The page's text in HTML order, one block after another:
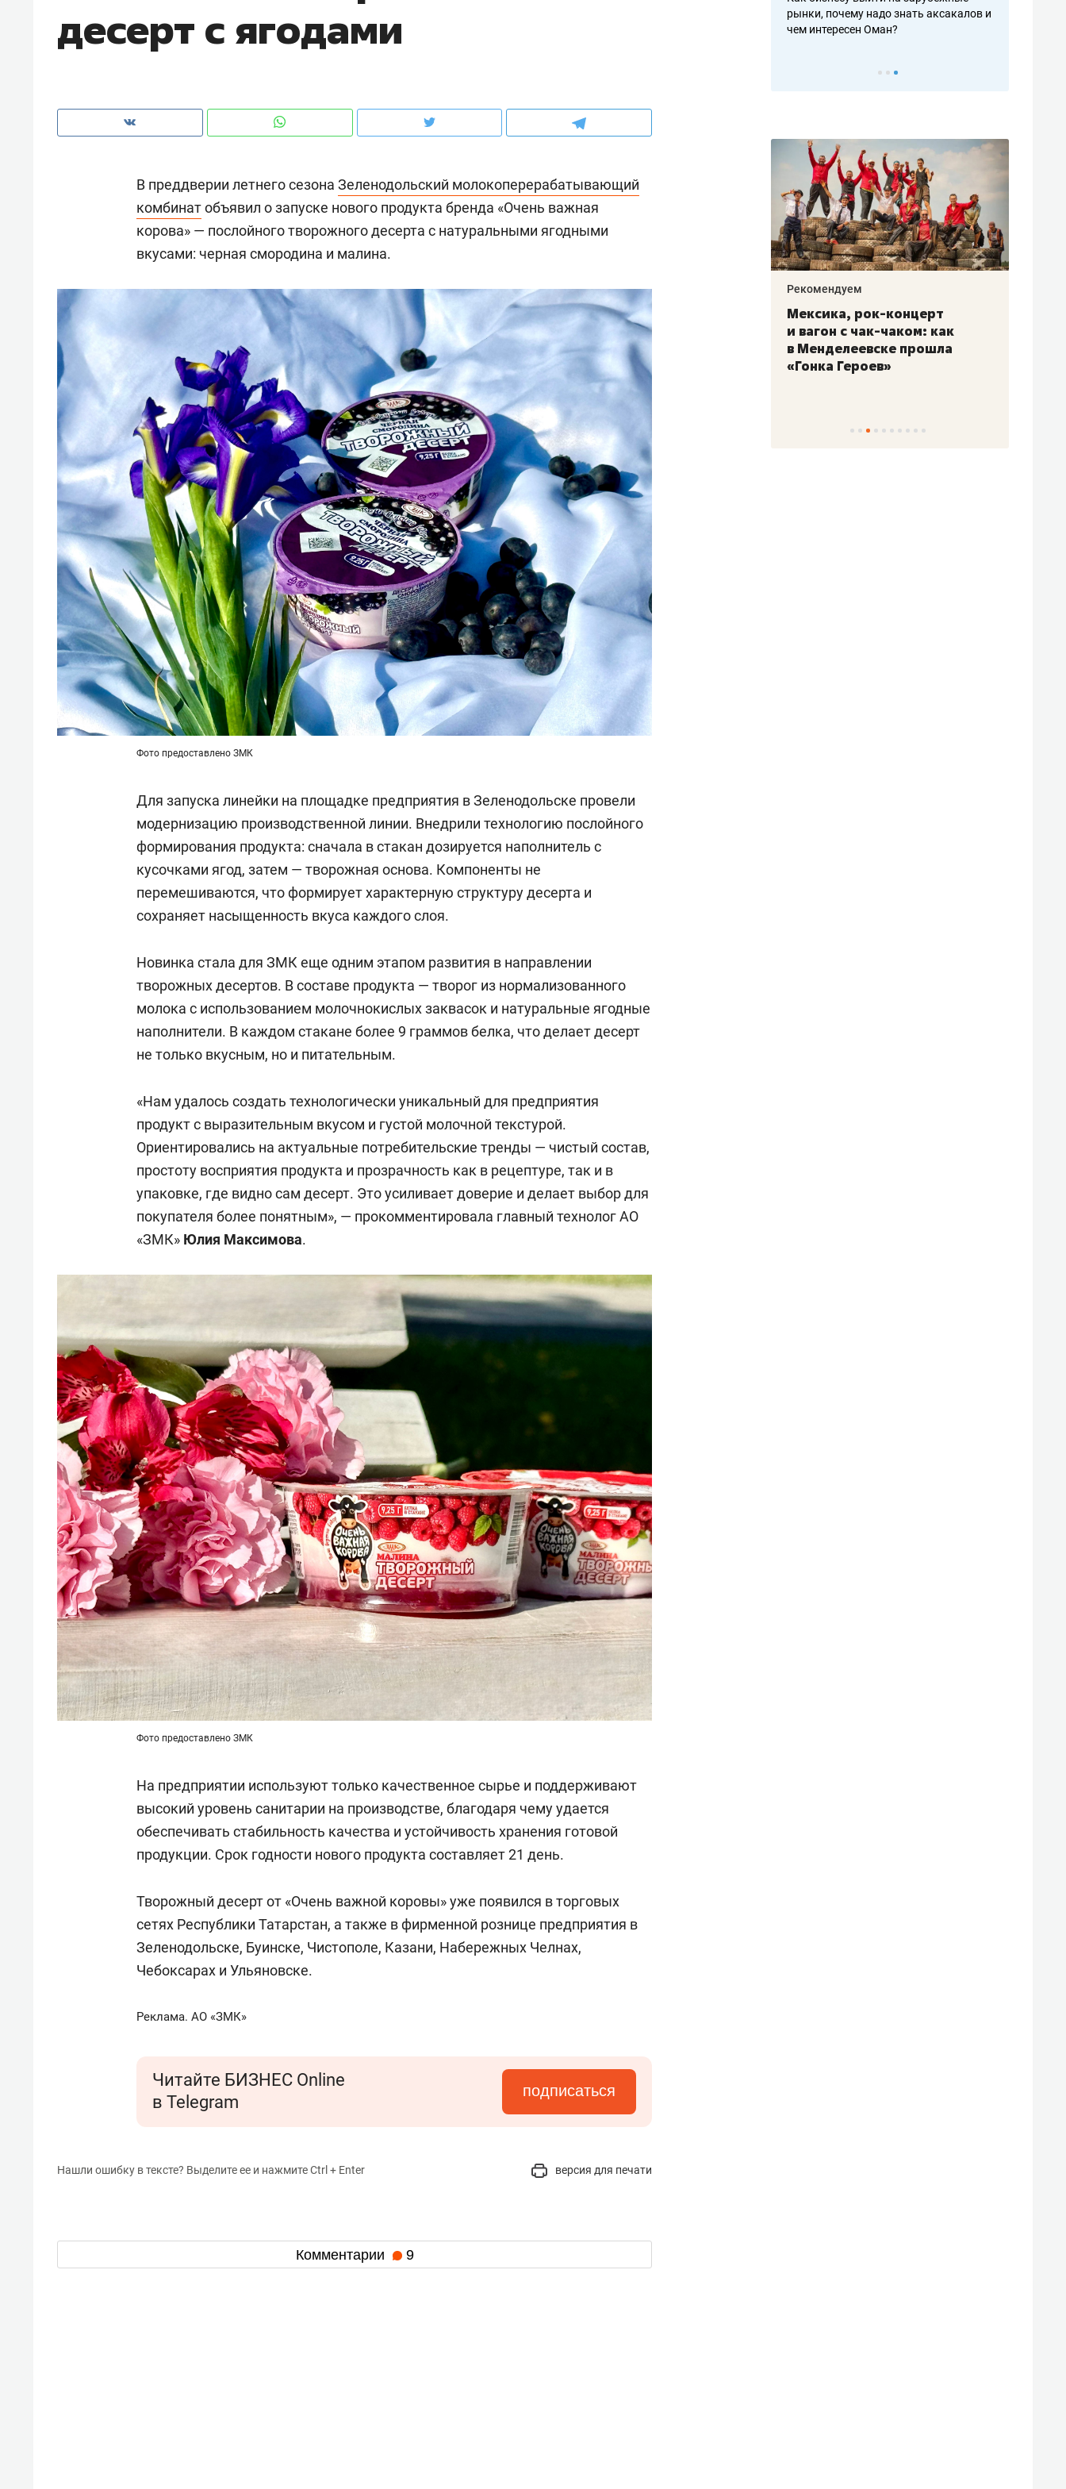
десерт с ягодами
В преддверии летнего сезона Зеленодольский молокоперерабатывающий
комбинатобъявил о запуске нового продукта бренда «Очень важная
корова» — послойного творожного десерта с натуральными ягодными
вкусами: черная смородина и малина.
Фото предоставлено ЗМК
Для запуска линейки на площадке предприятия в Зеленодольске провели
модернизацию производственной линии. Внедрили технологию послойного
формирования продукта: сначала в стакан дозируется наполнитель с
кусочками ягод, затем — творожная основа. Компоненты не
перемешиваются, что формирует характерную структуру десерта и
сохраняет насыщенность вкуса каждого слоя.
Новинка стала для ЗМК еще одним этапом развития в направлении
творожных десертов. В составе продукта — творог из нормализованного
молока с использованием молочнокислых заквасок и натуральные ягодные
наполнители. В каждом стакане более 9 граммов белка, что делает десерт
не только вкусным, но и питательным.
«Нам удалось создать технологически уникальный для предприятия
продукт с выразительным вкусом и густой молочной текстурой.
Ориентировались на актуальные потребительские тренды — чистый состав,
простоту восприятия продукта и прозрачность как в рецептуре, так и в
упаковке, где видно сам десерт. Это усиливает доверие и делает выбор для
покупателя более понятным», — прокомментировала главный технолог АО
«ЗМК» Юлия Максимова.
Фото предоставлено ЗМК
На предприятии используют только качественное сырье и поддерживают
высокий уровень санитарии на производстве, благодаря чему удается
обеспечивать стабильность качества и устойчивость хранения готовой
продукции. Срок годности нового продукта составляет 21 день.
Творожный десерт от «Очень важной коровы» уже появился в торговых
сетях Республики Татарстан, а также в фирменной рознице предприятия в
Зеленодольске, Буинске, Чистополе, Казани, Набережных Челнах,
Чебоксарах и Ульяновске.
Реклама. АО «ЗМК»
Читайте БИЗНЕС Online
в Telegram
подписаться
Нашли ошибку в тексте? Выделите ее и нажмите Ctrl + Enter версия для печати
Комментарии 9
чем интересен Оман?
клиентах и чудных запросах мастеров
рынки, почему надо знать аксакалов и
чем интересен Оман?
Рекомендуем
Как ГК «МИР ГРУПП» и ВТБ
комфорта под Казанью
Рекомендуем
150 камер до квартиры и Face
ID вместо ключа: какой будет
безопасность в ЖК «Нова»
Рекомендуем
Опыт выживания в дикой
природе, работа
с ментальным и физическим
состоянием как основа
антихрупких команд
Рекомендуем
Мексика, рок-концерт
и вагон с чак-чаком: как
в Менделеевске прошла
«Гонка Героев»